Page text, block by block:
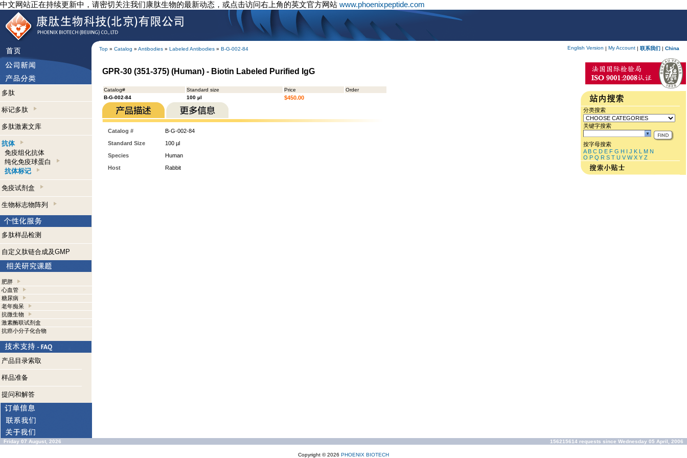
中文网站正在持续更新中，请密切关注我们康肽生物的最新动态，或点击访问右上角的英文官方网站 www.phoenixpeptide.com
Top » Catalog » Antibodies » Labeled Antibodies » B-G-002-84 English Version | My Account | 联系我们 | China
多肽
标记多肽
多肽激素文库
抗体
免疫组化抗体
纯化免疫球蛋白
抗体标记
免疫试剂盒
生物标志物阵列
多肽样品检测
自定义肽链合成及GMP
肥胖
心血管
糖尿病
老年痴呆
抗微生物
激素酶联试剂盒
抗癌小分子化合物
产品目录索取
样品准备
提问和解答
GPR-30 (351-375) (Human) - Biotin Labeled Purified IgG
Catalog# Standard size Price
Order
B-G-002-84
100 µl $450.00
Catalog #
B-G-002-84
Standard Size
100 µl
Species
Human
Host
Rabbit
分类搜索
关键字搜索
按字母搜索
A B C D E F G H I J K L M N
O P Q R S T U V W X Y Z
Friday 07 August, 2026 156215614 requests since Wednesday 05 April, 2006
Copyright © 2026 PHOENIX BIOTECH